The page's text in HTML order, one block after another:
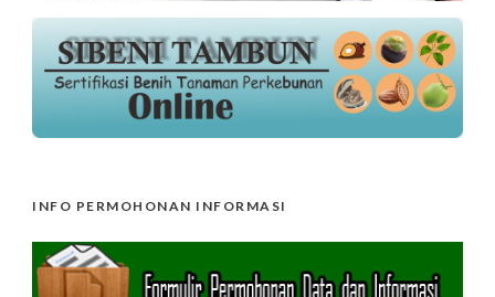
INFO PERMOHONAN INFORMASI